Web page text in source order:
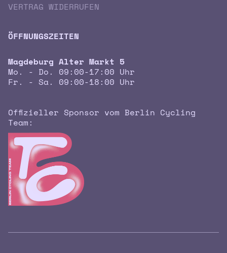
VERTRAG WIDERRUFEN
ÖFFNUNGSZEITEN
Magdeburg Alter Markt 5
Mo. - Do. 09:00-17:00 Uhr
Fr. - Sa. 09:00-18:00 Uhr
Offizieller Sponsor vom Berlin Cycling
Team: